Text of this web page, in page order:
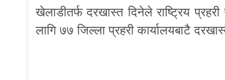
खेलाडीतर्फ दरखास्त दिनेले राष्ट्रिय
लागि ७७ जिल्ला प्रहरी कार्यालयबाटै